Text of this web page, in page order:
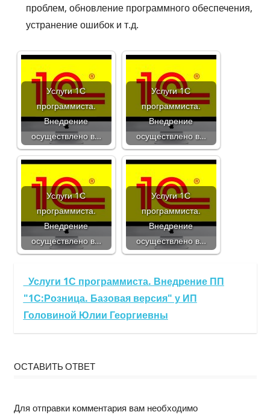
проблем, обновление программного обеспечения,
устранение ошибок и т.д.
Услуги 1С
программиста.
Внедрение
осуществлено в…
Услуги 1С
программиста.
Внедрение
осуществлено в…
Услуги 1С
программиста.
Внедрение
осуществлено в…
Услуги 1С
программиста.
Внедрение
осуществлено в…
Услуги 1С программиста. Внедрение ПП
"1С:Розница. Базовая версия" у ИП
Головиной Юлии Георгиевны
ОСТАВИТЬ ОТВЕТ
Для отправки комментария вам необходимо